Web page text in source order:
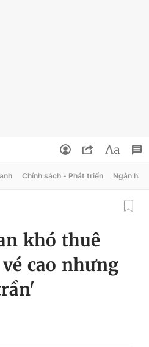
Chính sách - Phát triển Ngân
khó thuê
cao nhưng